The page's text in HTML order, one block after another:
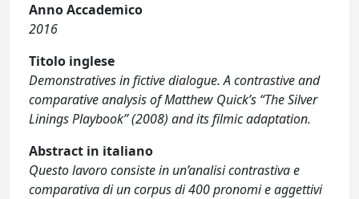
Anno Accademico
2016
Titolo inglese
Demonstratives in fictive dialogue. A contrastive and
comparative analysis of Matthew Quick’s “The Silver
Linings Playbook” (2008) and its filmic adaptation.
Abstract in italiano
Questo lavoro consiste in un’analisi contrastiva e
comparativa di un corpus di 400 pronomi e aggettivi